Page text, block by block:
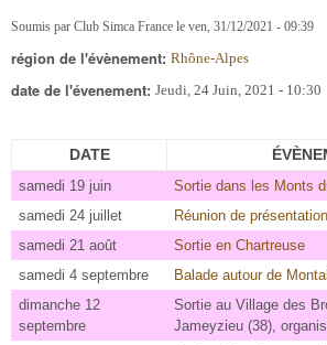
Soumis par Club Simca France le ven, 31/12/2021 - 09:39
région de l'évènement: Rhône-Alpes
date de l'évenement: Jeudi, 24 Juin, 2021 - 10:30
DATE
samedi 19 juin
Sortie dans les Monts
samedi 24 juillet
Réunion de
samedi 21 août
Sortie en Chartreuse
samedi 4 septembre
Balade autour de
dimanche 12
septembre
Sortie au Village des
Jameyzieu (38),